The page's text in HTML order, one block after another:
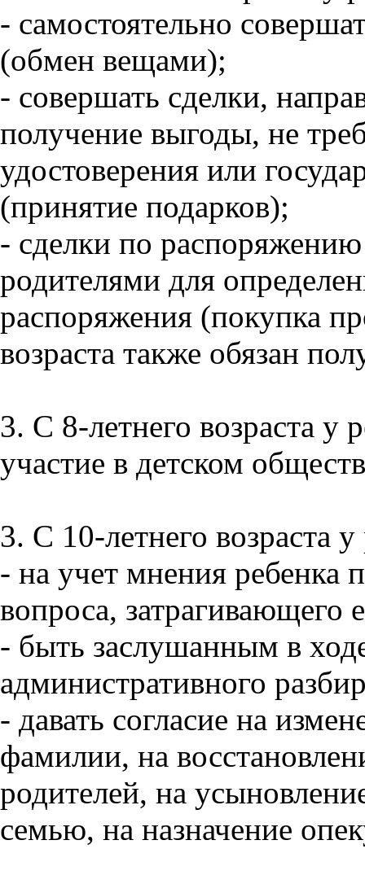
- самостоятельно
(обмен вещами);
- совершать сделки,
получение выгоды, не
удостоверения или
(принятие подарков);
- сделки по
родителями для
распоряжения (покупка
возраста также обязан
3. С 8-летнего возраста у
участие в детском
3. С 10-летнего возраста
- на учет мнения ребенка
вопроса, затрагивающего
- быть заслушанным в
административного
- давать согласие на
фамилии, на
родителей, на
семью, на назначение